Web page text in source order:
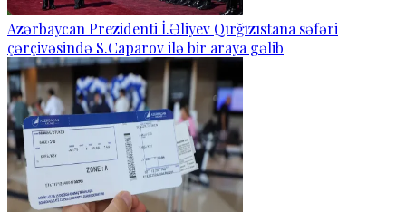
Azərbaycan Prezidenti İ.Əliyev Qırğızıstana səfəri
çərçivəsində S.Caparov ilə bir araya gəlib